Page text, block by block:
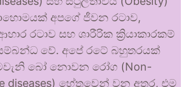
අපගේ ජීවන රටාව,
රටාව සහ ශාරීරික ක්‍රියාකාරකම්
වේ. අපේ රටේ බහුතරයක්
බෝ නොවන රෝග (Non-
diseases) හේතුවෙන් වන අතර, එම